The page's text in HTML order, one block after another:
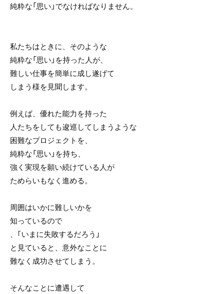
純粋な「思い」でなければなりません。
私たちはときに、そのような
純粋な「思い」を持った人が、
難しい仕事を簡単に成し遂げて
しまう様を見聞します。
例えば、優れた能力を持った
人たちをしても逡巡してしまうような
困難なプロジェクトを、
純粋な「思い」を持ち、
強く実現を願い続けている人が
ためらいもなく進める。
周囲はいかに難しいかを
知っているので
、｢いまに失敗するだろう」
と見ていると、意外なことに
難なく成功させてしまう。
そんなことに遭遇して